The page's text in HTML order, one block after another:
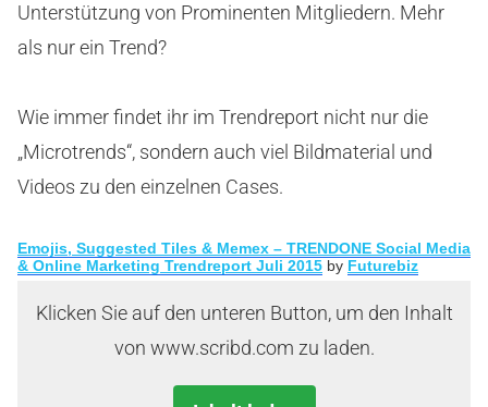
Unterstützung von Prominenten Mitgliedern. Mehr
als nur ein Trend?
Wie immer findet ihr im Trendreport nicht nur die
„Microtrends“, sondern auch viel Bildmaterial und
Videos zu den einzelnen Cases.
Emojis, Suggested Tiles & Memex – TRENDONE Social Media
& Online Marketing Trendreport Juli 2015 by Futurebiz
Klicken Sie auf den unteren Button, um den Inhalt
von www.scribd.com zu laden.